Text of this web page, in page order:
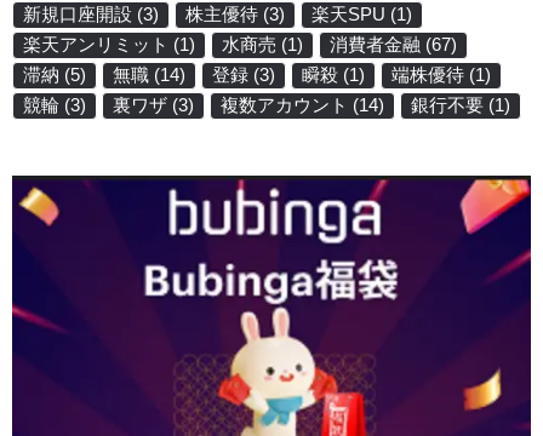
新規口座開設 (3) 株主優待 (3) 楽天SPU (1)
楽天アンリミット (1) 水商売 (1) 消費者金融 (67)
滞納 (5) 無職 (14) 登録 (3) 瞬殺 (1) 端株優待 (1)
競輪 (3) 裏ワザ (3) 複数アカウント (14) 銀行不要 (1)